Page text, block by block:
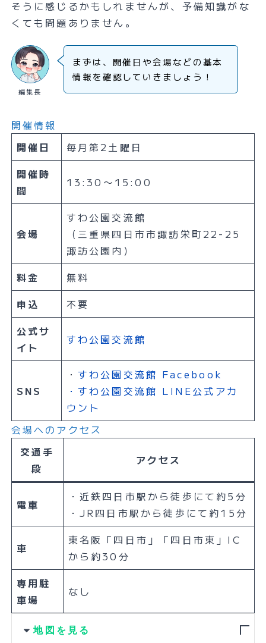
そうに感じるかもしれませんが、予備知識がな
くても問題ありません。
編集長
まずは、開催日や会場などの基本
情報を確認していきましょう！
開催情報
開催日
毎月第2土曜日
開催時
間
13:30〜15:00
会場
すわ公園交流館
（三重県四日市市諏訪栄町22-25
諏訪公園内）
料金
無料
申込
不要
公式サ
イト
すわ公園交流館
SNS
・ すわ公園交流館 Facebook
・すわ公園交流館 LINE公式アカ
ウント
会場へのアクセス
交通手
段
アクセス
電車
・近鉄四日市駅から徒歩にて約5分
・JR四日市駅から徒歩にて約15分
車
東名阪「四日市」「四日市東」IC
から約30分
専用駐
車場
なし
地図を見る